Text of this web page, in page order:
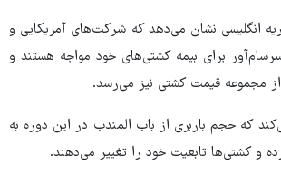
انگلیسی نشان می‌دهد که شرکت‌های آمریکایی و
برای بیمه کشتی‌های خود مواجه هستند و
که حجم باربری از باب المندب در این دوره به
و کشتی‌ها تابعیت خود را تغییر می‌دهند.